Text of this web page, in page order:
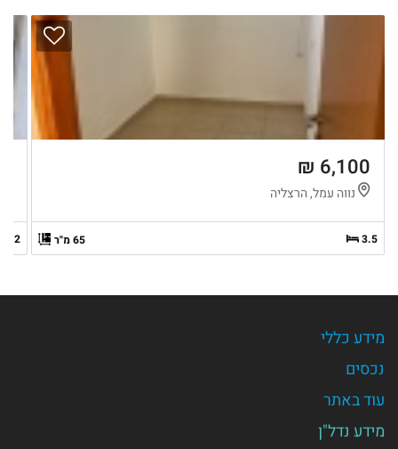
6,100 ₪
נווה עמל, הרצליה
3.5 65 מ"ר 2
מידע כללי
נכסים
עוד באתר
מידע נדל"ן